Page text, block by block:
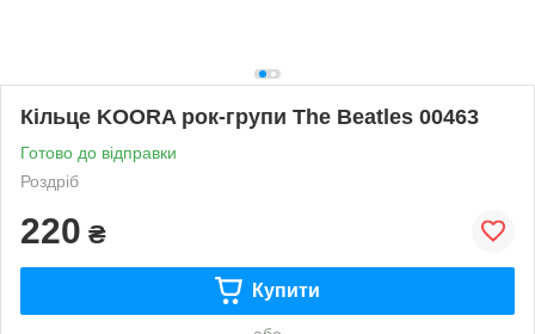
Кільце KOORA рок-групи The Beatles 00463
Готово до відправки
Роздріб
220 ₴
Купити